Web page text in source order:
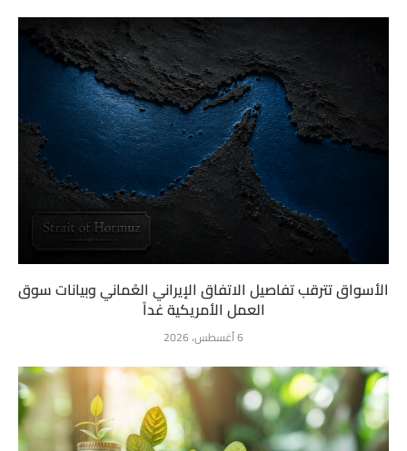
الأسواق تترقب تفاصيل الاتفاق الإيراني العُماني وبيانات سوق
العمل الأمريكية غداً
6 أغسطس، 2026